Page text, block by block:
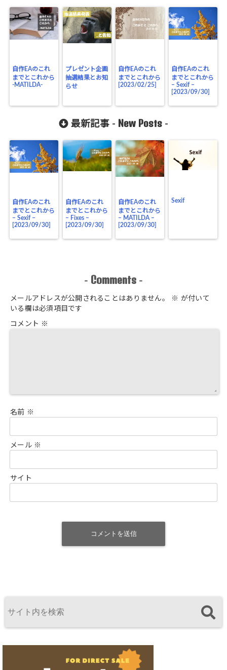
自作EAのこれ
までとこれから
-MATILDA-
プレゼント企画
抽選結果とお知
らせ
自作EAのこれ
までとこれから
[2023/02/25]
自作EAのこれ
までとこれから
– Sexif –
[2023/09/30]
最新記事 - New Posts -
自作EAのこれ
までとこれから
– Sexif –
[2023/09/30]
自作EAのこれ
までとこれから
– Fixes –
[2023/09/30]
自作EAのこれ
までとこれから
– MATILDA –
[2023/09/30]
Sexif
- Comments -
メールアドレスが公開されることはありません。 ※ が付いて
いる欄は必須項目です
コメント ※
名前 ※
メール ※
サイト